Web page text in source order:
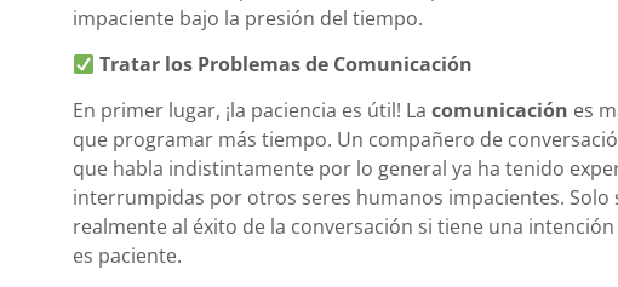
impaciente bajo la presión del tiempo.
Tratar los Problemas de Comunicación
En primer lugar, ¡la paciencia es útil! La comunicación es
que programar más tiempo. Un compañero de
que habla indistintamente por lo general ya ha tenido
interrumpidas por otros seres humanos impacientes.
realmente al éxito de la conversación si tiene una
es paciente.